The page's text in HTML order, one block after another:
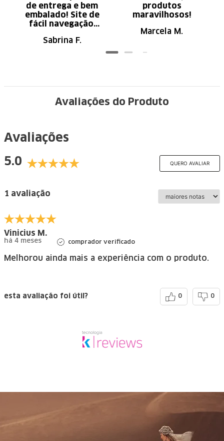
de entrega e bem
embalado! Site de
fácil navegação.
Sabrina F.
produtos
maravilhosos!
Marcela M.
Avaliações do Produto
Avaliações
5.0
QUERO AVALIAR
1 avaliação
Vinicius M.
há 4 meses comprador verificado
Melhorou ainda mais a experiência com o produto.
esta avaliação foi útil? 0 0